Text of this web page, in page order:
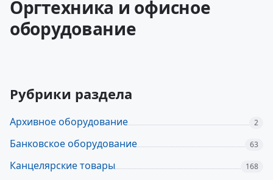
Оргтехника и офисное
оборудование
Рубрики раздела
Архивное оборудование 2
Банковское оборудование 63
Канцелярские товары 168